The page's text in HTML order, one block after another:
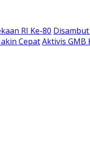
RI Ke-80
CepatAktivis GMB